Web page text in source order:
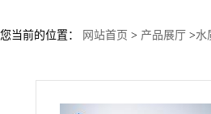
您当前的位置： 网站首页 > 产品展厅 >水